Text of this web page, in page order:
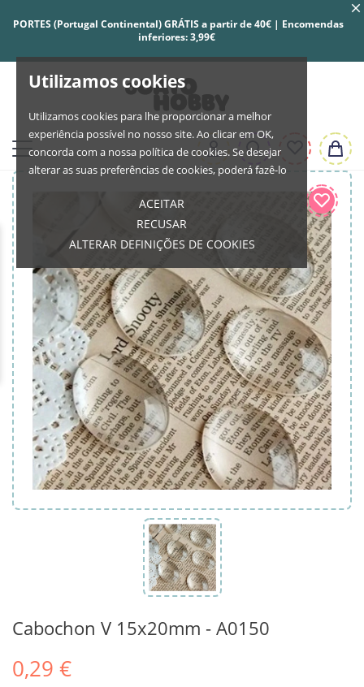
Utilizamos cookies
Utilizamos cookies para lhe proporcionar a melhor
experiência possível no nosso site. Ao clicar em OK,
concorda com a nossa política de cookies. Se desejar
alterar as suas preferências de cookies, poderá fazê-lo
ACEITAR
RECUSAR
ALTERAR DEFINIÇÕES DE COOKIES
PORTES (Portugal Continental) GRÁTIS a partir de 40€ | Encomendas
inferiores: 3,99€
Cabochon V 15x20mm - A0150
0,29 €